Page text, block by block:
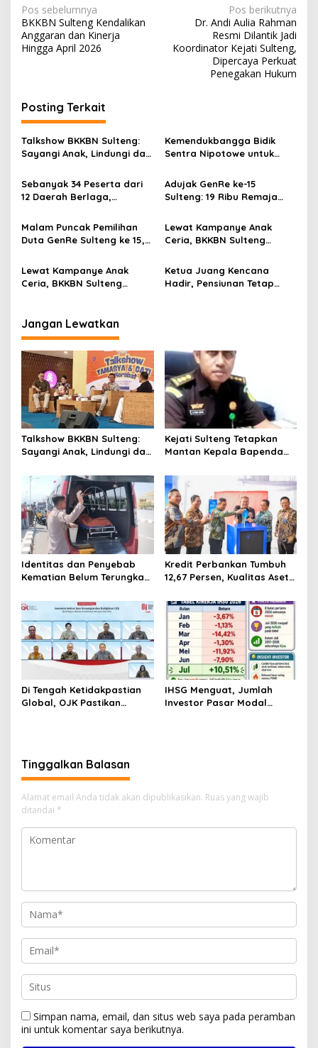
N
a
v
a
s
i
o
Pos sebelumnya
BKKBN Sulteng Kendalikan
Anggaran dan Kinerja
Hingga April 2026
Pos berikutnya
Dr. Andi Aulia Rahman
Resmi Dilantik Jadi
Koordinator Kejati Sulteng,
Dipercaya Perkuat
Penegakan Hukum
Posting Terkait
Talkshow BKKBN Sulteng:
Sayangi Anak, Lindungi dan
Pengasuhan Sehat dan
Bijak Bermedia Digital
Kemendukbangga Bidik
Sentra Nipotowe untuk
Sebanyak 34 Peserta dari
12 Daerah Berlaga,
Secara Swadaya Tanpa
Adujak GenRe ke-15
Sulteng: 19 Ribu Remaja
Target Juara Nasional
September
Malam Puncak Pemilihan
Duta GenRe Sulteng ke 15,
APBN/APBD
Lewat Kampanye Anak
Ceria, BKKBN Sulteng
2045
Lewat Kampanye Anak
Ceria, BKKBN Sulteng
Anak Menuju Generasi Emas
Ketua Juang Kencana
Hadir, Pensiunan Tetap
Jangan Lewatkan
Talkshow BKKBN Sulteng:
Sayangi Anak, Lindungi dan
Pengasuhan Sehat dan
Bijak Bermedia Digital
Kejati Sulteng Tetapkan
Mantan Kepala Bapenda
Korupsi Pajak
Pertambangan
Identitas dan Penyebab
Kematian Belum Terungkap,
Ditemukan Mengapung di
Pantai Lere Palu, Kondisi
Tubuh Sudah Terurai
Dicabik Buaya
Kredit Perbankan Tumbuh
12,67 Persen, Kualitas Aset
Tetap Kokoh Juni 2026
Di Tengah Ketidakpastian
Global, OJK Pastikan
IHSG Menguat, Jumlah
Investor Pasar Modal
Tinggalkan Balasan
Alamat email Anda tidak akan dipublikasikan. Ruas yang wajib
ditandai *
Simpan nama, email, dan situs web saya pada peramban
ini untuk komentar saya berikutnya.